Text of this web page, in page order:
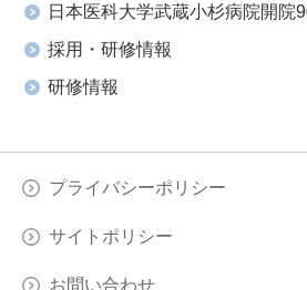
日本医科大学武蔵小杉病院開院
採用・研修情報
研修情報
プライバシーポリシー
サイトポリシー
お問い合わせ